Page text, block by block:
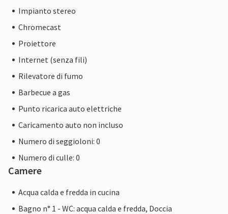
Impianto stereo
Chromecast
Proiettore
Internet (senza fili)
Rilevatore di fumo
Barbecue a gas
Punto ricarica auto elettriche
Caricamento auto non incluso
Numero di seggioloni: 0
Numero di culle: 0
Camere
Acqua calda e fredda in cucina
Bagno n° 1 - WC: acqua calda e fredda, Doccia